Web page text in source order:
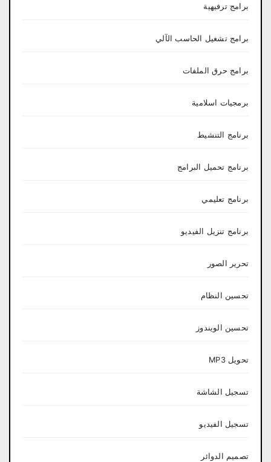
برامج ترفيهية
برامج تشغيل الحاسب الآلي
برامج حرق الملفات
برمجيات اسلامية
برنامج التنشيط
برنامج تحميل البرامج
برنامج تعليمي
برنامج تنزيل الفيديو
تحرير الصور
تحسين النظام
تحسين الويندوز
تحويل MP3
تسجيل الشاشة
تسجيل الفيديو
تصميم الدوائر